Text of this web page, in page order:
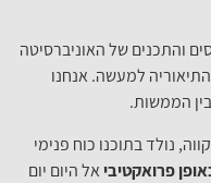
והתכנים של האוניברסיטה
למעשה. אנחנו
הממשות.
נולד בתוכנו כוח פנימי
פרואקטיביאל היום יום